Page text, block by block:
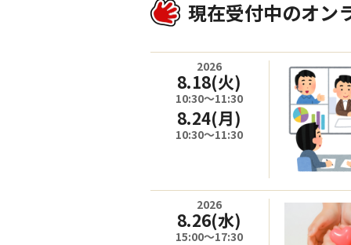
現在受付中のオン
2026
8.18(火)
10:30～11:30
8.24(月)
10:30～11:30
2026
8.26(水)
15:00～17:30